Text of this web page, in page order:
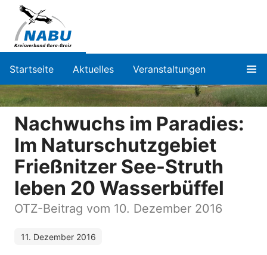
Startseite Aktuelles Veranstaltungen
Nachwuchs im Paradies:
Im Naturschutzgebiet
Frießnitzer See-Struth
leben 20 Wasserbüffel
OTZ-Beitrag vom 10. Dezember 2016
11. Dezember 2016